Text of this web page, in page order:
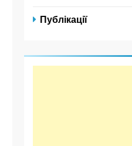
Публікації